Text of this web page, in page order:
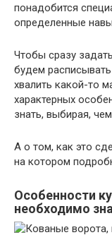
понадобится
определенные
Чтобы сразу
будем расписывать
хвалить какой-то
характерных
знать, выбирая,
А о том, как это
на котором
Особенности
необходимо